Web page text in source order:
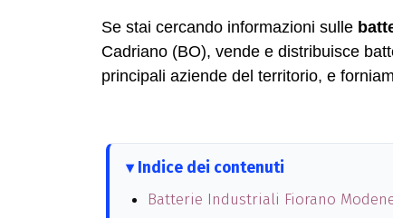
Se stai cercando informazioni sulle
Cadriano (BO), vende e distribuisce
principali aziende del territorio, e
Indice dei contenuti
Batterie Industriali Fiorano